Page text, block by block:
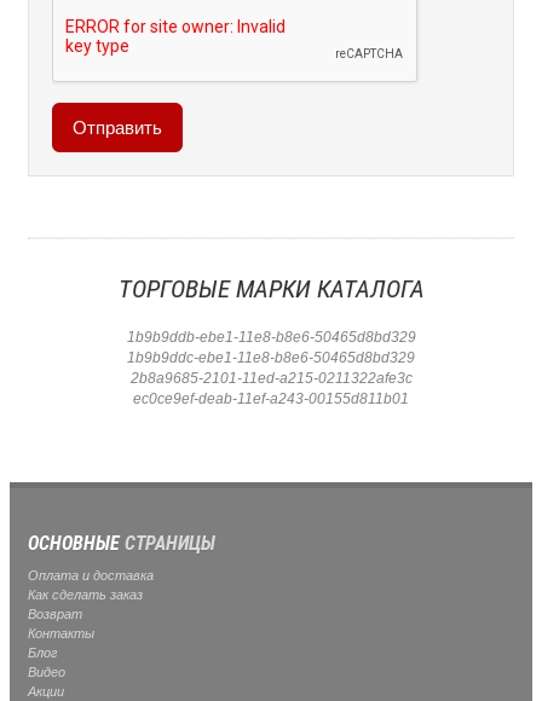
ТОРГОВЫЕ МАРКИ КАТАЛОГА
1b9b9ddb-ebe1-11e8-b8e6-50465d8bd329
1b9b9ddc-ebe1-11e8-b8e6-50465d8bd329
2b8a9685-2101-11ed-a215-0211322afe3c
ec0ce9ef-deab-11ef-a243-00155d811b01
ОСНОВНЫЕСТРАНИЦЫ
Оплата и доставка
Как сделать заказ
Возврат
Контакты
Блог
Видео
Акции